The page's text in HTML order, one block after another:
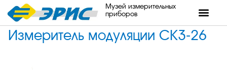
Музей измерительных
приборов
Измеритель модуляции СК3-26